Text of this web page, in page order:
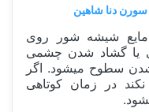
دنا شاهین
شیشه شور روی
یا گشاد شدن چشمی
سطوح میشود. اگر
در زمان کوتاهی